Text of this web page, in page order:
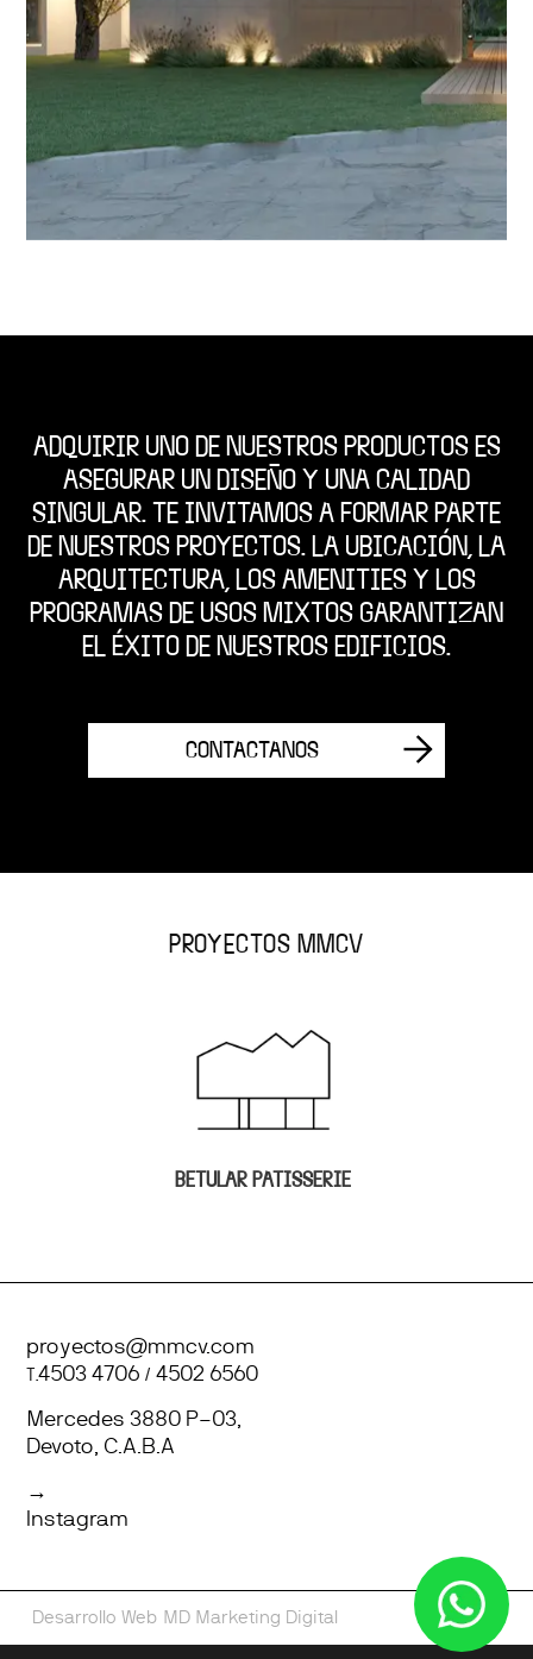
ADQUIRIR UNO DE NUESTROS PRODUCTOS ES
ASEGURAR UN DISEÑO Y UNA CALIDAD
SINGULAR. TE INVITAMOS A FORMAR PARTE
DE NUESTROS PROYECTOS. LA UBICACIÓN, LA
ARQUITECTURA, LOS AMENITIES Y LOS
PROGRAMAS DE USOS MIXTOS GARANTIZAN
EL ÉXITO DE NUESTROS EDIFICIOS.
CONTACTANOS
PROYECTOS MMCV
BETULAR PÂTISSERIE
proyectos@mmcv.com
T.4503 4706 / 4502 6560
Mercedes 3880 P–03,
Devoto, C.A.B.A
→
Instagram
Desarrollo Web MD Marketing Digital